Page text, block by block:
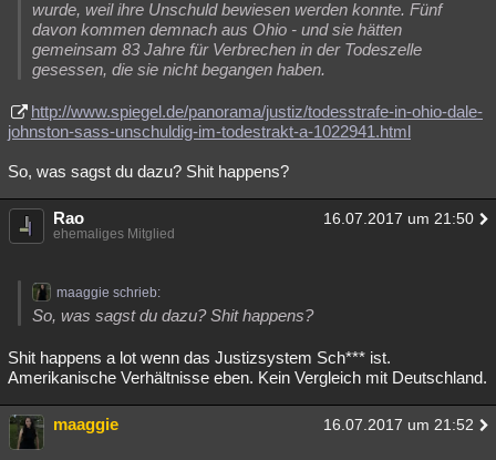
wurde, weil ihre Unschuld bewiesen werden konnte. Fünf
davon kommen demnach aus Ohio - und sie hätten
gemeinsam 83 Jahre für Verbrechen in der Todeszelle
gesessen, die sie nicht begangen haben.
http://www.spiegel.de/panorama/justiz/todesstrafe-in-ohio-dale-
johnston-sass-unschuldig-im-todestrakt-a-1022941.html
So, was sagst du dazu? Shit happens?
Rao 16.07.2017 um 21:50
ehemaliges Mitglied
maaggie schrieb:
So, was sagst du dazu? Shit happens?
Shit happens a lot wenn das Justizsystem Sch*** ist.
Amerikanische Verhältnisse eben. Kein Vergleich mit Deutschland.
maaggie 16.07.2017 um 21:52